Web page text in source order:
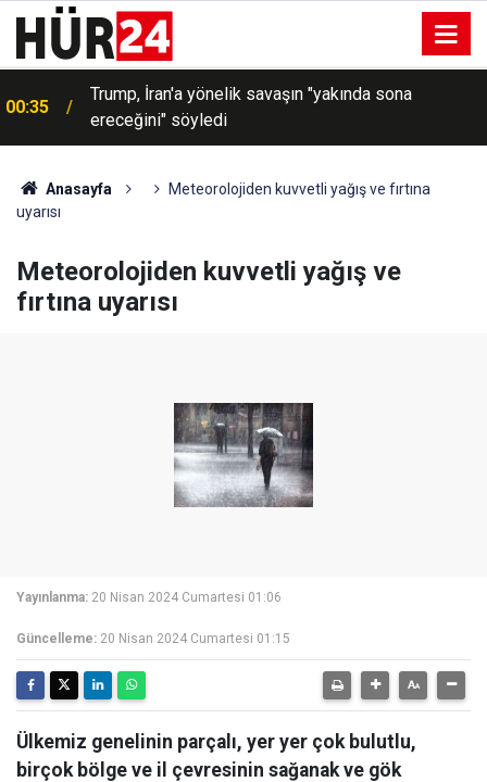
00:35
Trump, İran'a yönelik savaşın "yakında sona
ereceğini" söyledi
Anasayfa
Meteorolojiden kuvvetli yağış ve fırtına
uyarısı
Meteorolojiden kuvvetli yağış ve
fırtına uyarısı
Yayınlanma: 20 Nisan 2024 Cumartesi 01:06
Güncelleme: 20 Nisan 2024 Cumartesi 01:15
Ülkemiz genelinin parçalı, yer yer çok bulutlu,
birçok bölge ve il çevresinin sağanak ve gök